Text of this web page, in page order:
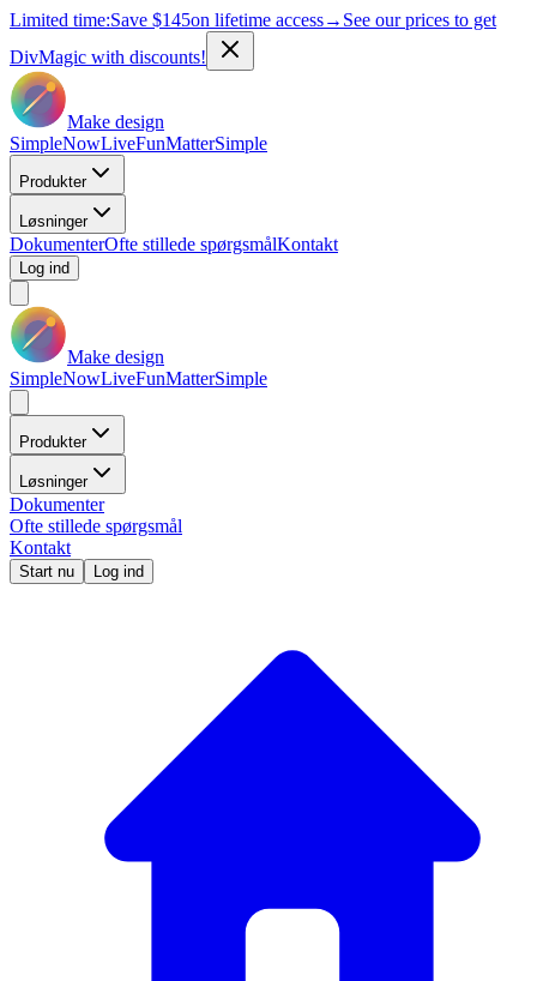
Limited time:Save $145on lifetime access→ See our prices to get
DivMagic with discounts!
Make design
SimpleNowLiveFunMatterSimple
Produkter
Løsninger
DokumenterOfte stillede spørgsmålKontakt
Log ind
Make design
SimpleNowLiveFunMatterSimple
Produkter
Løsninger
Dokumenter
Ofte stillede spørgsmål
Kontakt
Start nu Log ind